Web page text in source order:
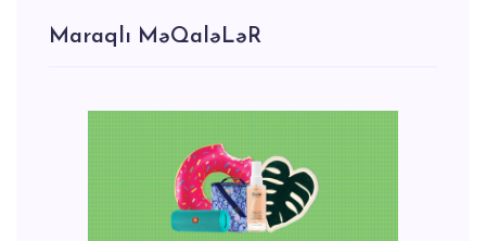
Maraqlı MəQaləLəR